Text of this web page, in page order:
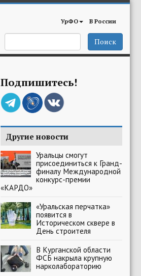
УрФО В России
Поиск
Подпишитесь!
Другие новости
Уральцы смогут
присоединиться к Гранд-
финалу Международной
конкурс-премии
«КАРДО»
«Уральская перчатка»
появится в
Историческом сквере в
День строителя
В Курганской области
ФСБ накрыла крупную
нарколабораторию